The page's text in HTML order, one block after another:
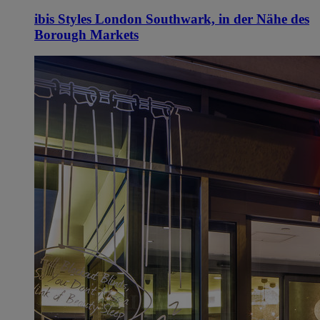
ibis Styles London Southwark, in der Nähe des
Borough Markets